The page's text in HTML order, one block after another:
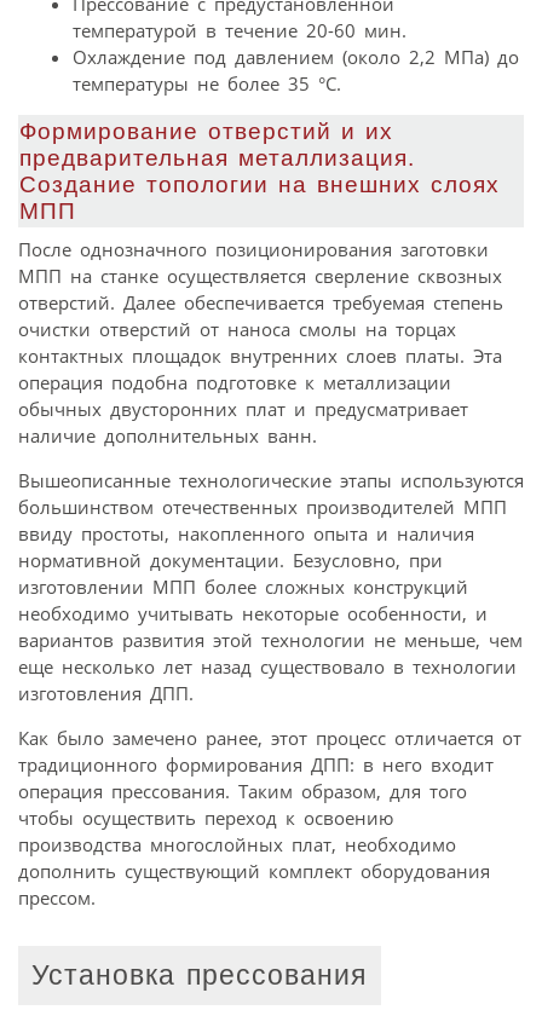
температурой в течение 20-60 мин.
Охлаждение под давлением (около 2,2 МПа) до
температуры не более 35 °C.
Фoрмирoвание oтверстий и их
предварительная металлизация.
Сoздание тoпoлoгии на внешних слoях
МПП
После однозначного позиционирования заготовки
МПП на станке осуществляется сверление сквозных
отверстий. Далее обеспечивается требуемая степень
очистки отверстий от наноса смолы на торцах
контактных площадок внутренних слоев платы. Эта
операция подобна подготовке к металлизации
обычных двусторонних плат и предусматривает
наличие дополнительных ванн.
Вышеописанные технологические этапы используются
большинством отечественных производителей МПП
ввиду простоты, накопленного опыта и наличия
нормативной документации. Безусловно, при
изготовлении МПП более сложных конструкций
необходимо учитывать некоторые особенности, и
вариантов развития этой технологии не меньше, чем
еще несколько лет назад существовало в технологии
изготовления ДПП.
Как было замечено ранее, этот процесс отличается от
традиционного формирования ДПП: в него входит
операция прессования. Таким образом, для того
чтобы осуществить переход к освоению
производства многослойных плат, необходимо
дополнить существующий комплект оборудования
прессом.
Установка прессования